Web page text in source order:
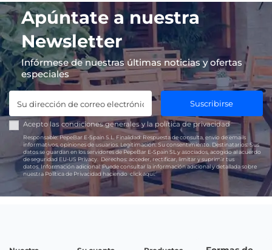
Apúntate a nuestra
Newsletter
Infórmese de nuestras últimas noticias y ofertas
especiales
Suscribirse
Acepto las condiciones generales y lapolítica de privacidad
Responsable:PepeBar E-Spain S.L. Finalidad: Respuesta de consulta, envío de emails
informativos, opiniones de usuarios. Legitimación: Su consentimiento. Destinatarios:Sus
datos se guardan en los servidores de PepeBar E-Spain SL y asociados, acogido al acuerdo
de seguridad EU-US Privacy. Derechos: acceder, rectificar, limitar y suprimir tus
datos.Información adicional:Puede consultar la información adicional y detallada sobre
nuestra Política de Privacidad haciendoclick aquí.